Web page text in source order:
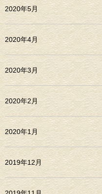
2020年5月
2020年4月
2020年3月
2020年2月
2020年1月
2019年12月